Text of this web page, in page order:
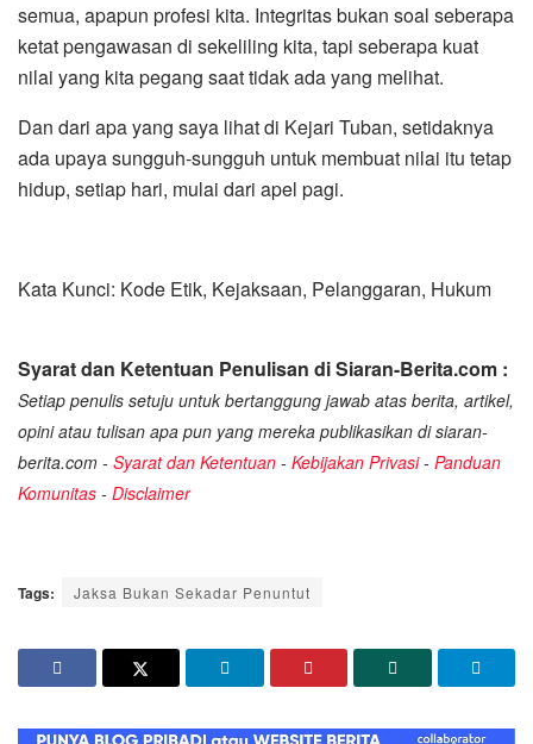
semua, apapun profesi kita. Integritas bukan soal seberapa
ketat pengawasan di sekeliling kita, tapi seberapa kuat
nilai yang kita pegang saat tidak ada yang melihat.
Dan dari apa yang saya lihat di Kejari Tuban, setidaknya
ada upaya sungguh-sungguh untuk membuat nilai itu tetap
hidup, setiap hari, mulai dari apel pagi.
Kata Kunci: Kode Etik, Kejaksaan, Pelanggaran, Hukum
Syarat dan Ketentuan Penulisan di Siaran-Berita.com :
Setiap penulis setuju untuk bertanggung jawab atas berita, artikel,
opini atau tulisan apa pun yang mereka publikasikan di siaran-
berita.com - Syarat dan Ketentuan - Kebijakan Privasi- Panduan
Komunitas - Disclaimer
Tags: Jaksa Bukan Sekadar Penuntut